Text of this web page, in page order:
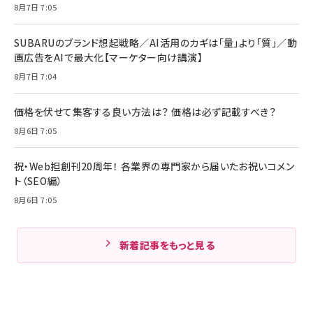
8月7日 7:05
SUBARUのブランド想起戦略／AI活用のカギは「量」より「質」／動
画広告をAIで最大化【マーケター向け講演】
8月7日 7:04
価格を伏せて集客する良い方法は？ 価格は必ず記載すべき？
8月6日 7:05
祝・Web担創刊20周年！ 各業界の専門家から届いたお祝いコメン
ト（SEO編）
8月6日 7:05
新着記事をもっと見る